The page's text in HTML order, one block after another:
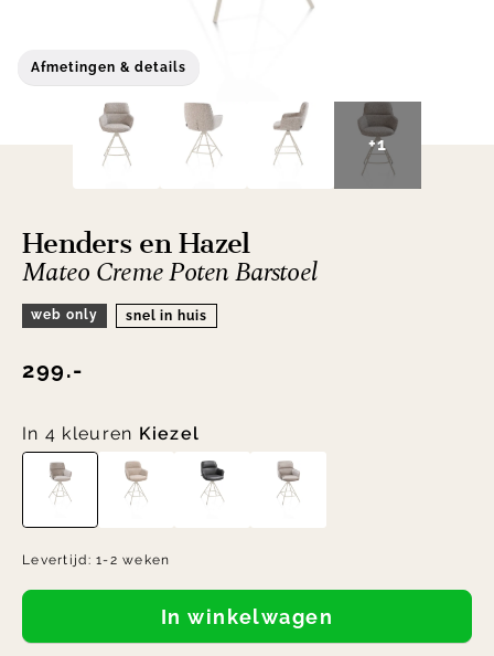
Afmetingen & details
+1
Henders en Hazel
Mateo Creme Poten Barstoel
web only snel in huis
299.-
In 4 kleuren Kiezel
Levertijd:1-2 weken
In winkelwagen